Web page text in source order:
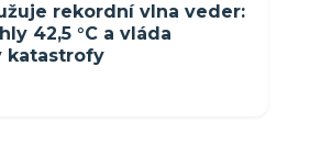
rekordní vlna veder:
42,5 °C a vláda
katastrofy